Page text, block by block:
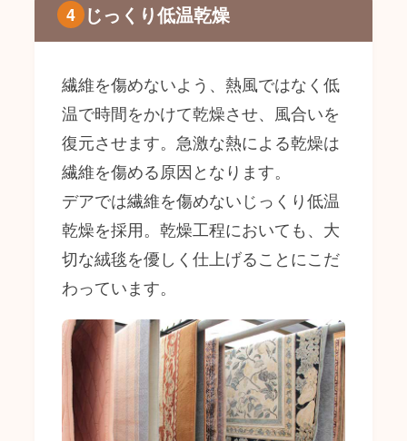
4 じっくり低温乾燥
繊維を傷めないよう、熱風ではなく低
温で時間をかけて乾燥させ、風合いを
復元させます。急激な熱による乾燥は
繊維を傷める原因となります。
デアでは繊維を傷めないじっくり低温
乾燥を採用。乾燥工程においても、大
切な絨毯を優しく仕上げることにこだ
わっています。